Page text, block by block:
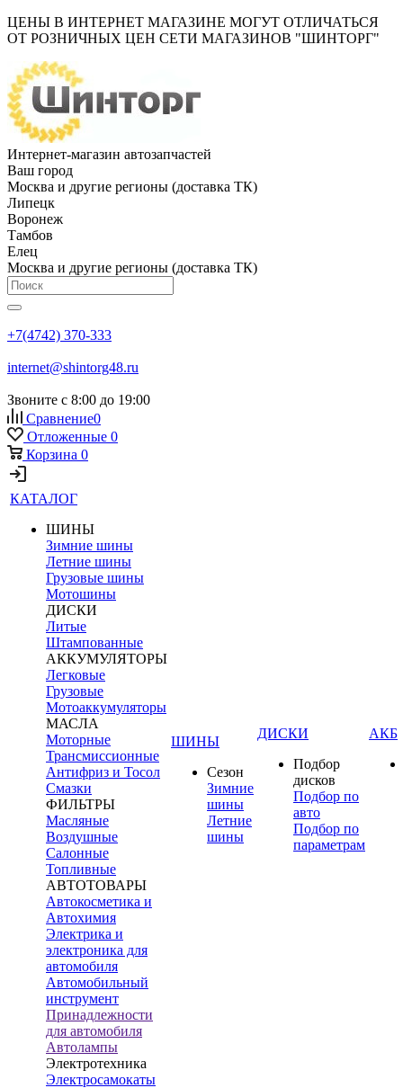
ЦЕНЫ В ИНТЕРНЕТ МАГАЗИНЕ МОГУТ ОТЛИЧАТЬСЯ
ОТ РОЗНИЧНЫХ ЦЕН СЕТИ МАГАЗИНОВ "ШИНТОРГ"
Интернет-магазин автозапчастей
Ваш город
Москва и другие регионы (доставка ТК)
Липецк
Воронеж
Тамбов
Елец
Москва и другие регионы (доставка ТК)
+7(4742) 370-333
internet@shintorg48.ru
Звоните с 8:00 до 19:00
Сравнение0
Отложенные 0
Корзина 0
КАТАЛОГ
ШИНЫ
Зимние шины
Летние шины
Грузовые шины
Мотошины
ДИСКИ
Литые
Штампованные
АККУМУЛЯТОРЫ
Легковые
Грузовые
Мотоаккумуляторы
МАСЛА
Моторные
Трансмиссионные
Антифриз и Тосол
Смазки
ФИЛЬТРЫ
Масляные
Воздушные
Салонные
Топливные
АВТОТОВАРЫ
Автокосметика и
Автохимия
Электрика и
электроника для
автомобиля
Автомобильный
инструмент
Принадлежности
для автомобиля
Автолампы
Электротехника
Электросамокаты
ШИНЫ
Сезон
Зимние
шины
Летние
шины
ДИСКИ
Подбор
дисков
Подбор по
авто
Подбор по
параметрам
АКБ